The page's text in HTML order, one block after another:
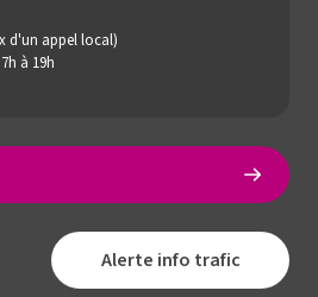
d'un appel local)
à 19h
Alerte info trafic